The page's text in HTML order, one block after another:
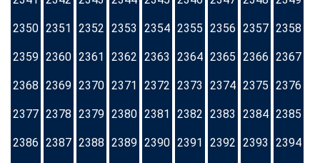
2350 2351 2352 2353 2354 2355 2356 2357 2358
2359 2360 2361 2362 2363 2364 2365 2366 2367
2368 2369 2370 2371 2372 2373 2374 2375 2376
2377 2378 2379 2380 2381 2382 2383 2384 2385
2386 2387 2388 2389 2390 2391 2392 2393 2394